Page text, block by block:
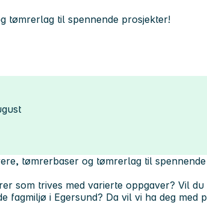
tømrerlag til spennende prosjekter!
tømrerbaser og tømrerlag til
som trives med varierte oppgaver? Vil
fagmiljø i Egersund? Da vil vi ha deg med